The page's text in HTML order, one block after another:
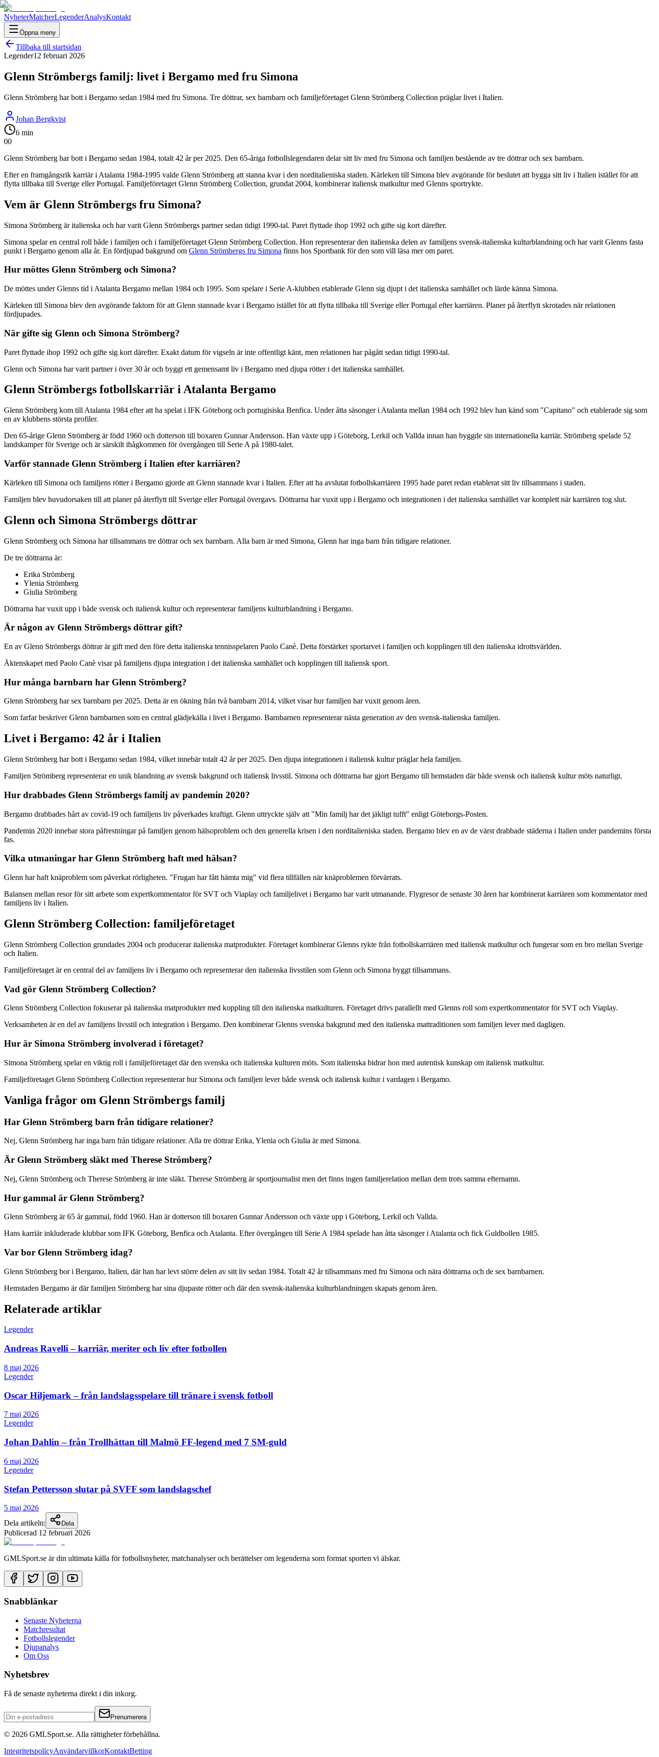
NyheterMatcherLegenderAnalysKontakt
Öppna meny
Tillbaka till startsidan
Legender12 februari 2026
Glenn Strömbergs familj: livet i Bergamo med fru Simona
Glenn Strömberg har bott i Bergamo sedan 1984 med fru Simona. Tre döttrar, sex barnbarn och familjeföretaget Glenn Strömberg Collection präglar livet i Italien.
Johan Bergkvist
6 min
00
Glenn Strömberg har bott i Bergamo sedan 1984, totalt 42 år per 2025. Den 65-åriga fotbollslegendaren delar sitt liv med fru Simona och familjen bestående av tre döttrar och sex barnbarn.
Efter en framgångsrik karriär i Atalanta 1984-1995 valde Glenn Strömberg att stanna kvar i den norditalieniska staden. Kärleken till Simona blev avgörande för beslutet att bygga sitt liv i Italien istället för att
flytta tillbaka till Sverige eller Portugal. Familjeföretaget Glenn Strömberg Collection, grundat 2004, kombinerar italiensk matkultur med Glenns sportrykte.
Vem är Glenn Strömbergs fru Simona?
Simona Strömberg är italienska och har varit Glenn Strömbergs partner sedan tidigt 1990-tal. Paret flyttade ihop 1992 och gifte sig kort därefter.
Simona spelar en central roll både i familjen och i familjeföretaget Glenn Strömberg Collection. Hon representerar den italienska delen av familjens svensk-italienska kulturblandning och har varit Glenns fasta
punkt i Bergamo genom alla år. En fördjupad bakgrund om Glenn Strömbergs fru Simona finns hos Sportbank för den som vill läsa mer om paret.
Hur möttes Glenn Strömberg och Simona?
De möttes under Glenns tid i Atalanta Bergamo mellan 1984 och 1995. Som spelare i Serie A-klubben etablerade Glenn sig djupt i det italienska samhället och lärde känna Simona.
Kärleken till Simona blev den avgörande faktorn för att Glenn stannade kvar i Bergamo istället för att flytta tillbaka till Sverige eller Portugal efter karriären. Planer på återflytt skrotades när relationen
fördjupades.
När gifte sig Glenn och Simona Strömberg?
Paret flyttade ihop 1992 och gifte sig kort därefter. Exakt datum för vigseln är inte offentligt känt, men relationen har pågått sedan tidigt 1990-tal.
Glenn och Simona har varit partner i över 30 år och byggt ett gemensamt liv i Bergamo med djupa rötter i det italienska samhället.
Glenn Strömbergs fotbollskarriär i Atalanta Bergamo
Glenn Strömberg kom till Atalanta 1984 efter att ha spelat i IFK Göteborg och portugisiska Benfica. Under åtta säsonger i Atalanta mellan 1984 och 1992 blev han känd som "Capitano" och etablerade sig som
en av klubbens största profiler.
Den 65-årige Glenn Strömberg är född 1960 och dotterson till boxaren Gunnar Andersson. Han växte upp i Göteborg, Lerkil och Vallda innan han byggde sin internationella karriär. Strömberg spelade 52
landskamper för Sverige och är särskilt ihågkommen för övergången till Serie A på 1980-talet.
Varför stannade Glenn Strömberg i Italien efter karriären?
Kärleken till Simona och familjens rötter i Bergamo gjorde att Glenn stannade kvar i Italien. Efter att ha avslutat fotbollskarriären 1995 hade paret redan etablerat sitt liv tillsammans i staden.
Familjen blev huvudorsaken till att planer på återflytt till Sverige eller Portugal övergavs. Döttrarna har vuxit upp i Bergamo och integrationen i det italienska samhället var komplett när karriären tog slut.
Glenn och Simona Strömbergs döttrar
Glenn Strömberg och Simona har tillsammans tre döttrar och sex barnbarn. Alla barn är med Simona, Glenn har inga barn från tidigare relationer.
De tre döttrarna är:
Erika Strömberg
Ylenia Strömberg
Giulia Strömberg
Döttrarna har vuxit upp i både svensk och italiensk kultur och representerar familjens kulturblandning i Bergamo.
Är någon av Glenn Strömbergs döttrar gift?
En av Glenn Strömbergs döttrar är gift med den före detta italienska tennisspelaren Paolo Canè. Detta förstärker sportarvet i familjen och kopplingen till den italienska idrottsvärlden.
Äktenskapet med Paolo Canè visar på familjens djupa integration i det italienska samhället och kopplingen till italiensk sport.
Hur många barnbarn har Glenn Strömberg?
Glenn Strömberg har sex barnbarn per 2025. Detta är en ökning från två barnbarn 2014, vilket visar hur familjen har vuxit genom åren.
Som farfar beskriver Glenn barnbarnen som en central glädjekälla i livet i Bergamo. Barnbarnen representerar nästa generation av den svensk-italienska familjen.
Livet i Bergamo: 42 år i Italien
Glenn Strömberg har bott i Bergamo sedan 1984, vilket innebär totalt 42 år per 2025. Den djupa integrationen i italiensk kultur präglar hela familjen.
Familjen Strömberg representerar en unik blandning av svensk bakgrund och italiensk livsstil. Simona och döttrarna har gjort Bergamo till hemstaden där både svensk och italiensk kultur möts naturligt.
Hur drabbades Glenn Strömbergs familj av pandemin 2020?
Bergamo drabbades hårt av covid-19 och familjens liv påverkades kraftigt. Glenn uttryckte själv att "Min familj har det jäkligt tufft" enligt Göteborgs-Posten.
Pandemin 2020 innebar stora påfrestningar på familjen genom hälsoproblem och den generella krisen i den norditalieniska staden. Bergamo blev en av de värst drabbade städerna i Italien under pandemins första
fas.
Vilka utmaningar har Glenn Strömberg haft med hälsan?
Glenn har haft knäproblem som påverkat rörligheten. "Frugan har fått hämta mig" vid flera tillfällen när knäproblemen förvärrats.
Balansen mellan resor för sitt arbete som expertkommentator för SVT och Viaplay och familjelivet i Bergamo har varit utmanande. Flygresor de senaste 30 åren har kombinerat karriären som kommentator med
familjens liv i Italien.
Glenn Strömberg Collection: familjeföretaget
Glenn Strömberg Collection grundades 2004 och producerar italienska matprodukter. Företaget kombinerar Glenns rykte från fotbollskarriären med italiensk matkultur och fungerar som en bro mellan Sverige
och Italien.
Familjeföretaget är en central del av familjens liv i Bergamo och representerar den italienska livsstilen som Glenn och Simona byggt tillsammans.
Vad gör Glenn Strömberg Collection?
Glenn Strömberg Collection fokuserar på italienska matprodukter med koppling till den italienska matkulturen. Företaget drivs parallellt med Glenns roll som expertkommentator för SVT och Viaplay.
Verksamheten är en del av familjens livsstil och integration i Bergamo. Den kombinerar Glenns svenska bakgrund med den italienska mattraditionen som familjen lever med dagligen.
Hur är Simona Strömberg involverad i företaget?
Simona Strömberg spelar en viktig roll i familjeföretaget där den svenska och italienska kulturen möts. Som italienska bidrar hon med autentisk kunskap om italiensk matkultur.
Familjeföretaget Glenn Strömberg Collection representerar hur Simona och familjen lever både svensk och italiensk kultur i vardagen i Bergamo.
Vanliga frågor om Glenn Strömbergs familj
Har Glenn Strömberg barn från tidigare relationer?
Nej, Glenn Strömberg har inga barn från tidigare relationer. Alla tre döttrar Erika, Ylenia och Giulia är med Simona.
Är Glenn Strömberg släkt med Therese Strömberg?
Nej, Glenn Strömberg och Therese Strömberg är inte släkt. Therese Strömberg är sportjournalist men det finns ingen familjerelation mellan dem trots samma efternamn.
Hur gammal är Glenn Strömberg?
Glenn Strömberg är 65 år gammal, född 1960. Han är dotterson till boxaren Gunnar Andersson och växte upp i Göteborg, Lerkil och Vallda.
Hans karriär inkluderade klubbar som IFK Göteborg, Benfica och Atalanta. Efter övergången till Serie A 1984 spelade han åtta säsonger i Atalanta och fick Guldbollen 1985.
Var bor Glenn Strömberg idag?
Glenn Strömberg bor i Bergamo, Italien, där han har levt större delen av sitt liv sedan 1984. Totalt 42 år tillsammans med fru Simona och nära döttrarna och de sex barnbarnen.
Hemstaden Bergamo är där familjen Strömberg har sina djupaste rötter och där den svensk-italienska kulturblandningen skapats genom åren.
Relaterade artiklar
Legender
Andreas Ravelli – karriär, meriter och liv efter fotbollen
8 maj 2026
Legender
Oscar Hiljemark – från landslagsspelare till tränare i svensk fotboll
7 maj 2026
Legender
Johan Dahlin – från Trollhättan till Malmö FF-legend med 7 SM-guld
6 maj 2026
Legender
Stefan Pettersson slutar på SVFF som landslagschef
5 maj 2026
Dela artikeln:
Dela
Publicerad 12 februari 2026
GMLSport.se är din ultimata källa för fotbollsnyheter, matchanalyser och berättelser om legenderna som format sporten vi älskar.
Snabblänkar
Senaste Nyheterna
Matchresultat
Fotbollslegender
Djupanalys
Om Oss
Nyhetsbrev
Få de senaste nyheterna direkt i din inkorg.
Prenumerera
© 2026 GMLSport.se. Alla rättigheter förbehållna.
IntegritetspolicyAnvändarvillkorKontaktBetting